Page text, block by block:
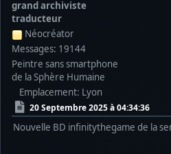
grand archiviste
traducteur
Néocréator
Messages: 19144
Peintre sans smartphone
de la Sphère Humaine
Emplacement: Lyon
20 Septembre 2025 à 04:34:36
Nouvelle BD infinitythegame de la